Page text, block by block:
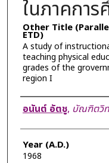
ในภาคการ
Other Title
ETD)
A study of
teaching physical
grades of the
region I
Author
อนันต์ อัตชู, บัณฑิตวิ
Year (A.D.)
1968